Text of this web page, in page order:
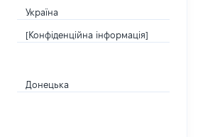
Україна
[Конфіденційна інформація]
Донецька